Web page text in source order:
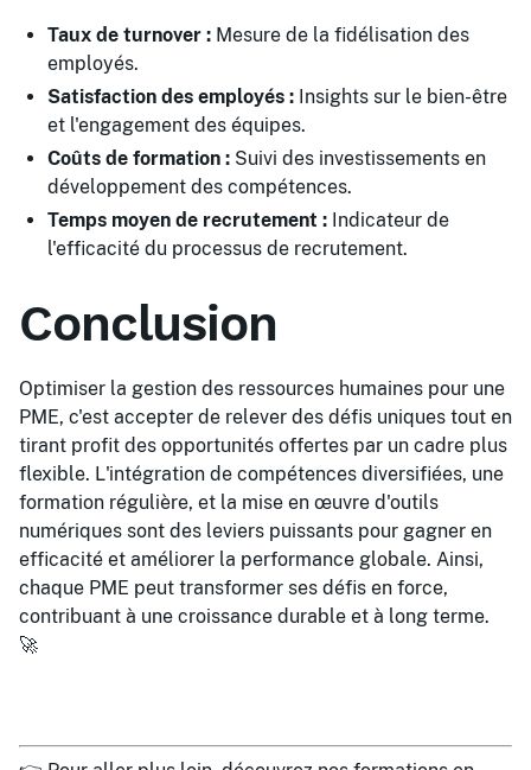
Taux de turnover : Mesure de la fidélisation des
employés.
Satisfaction des employés : Insights sur le bien-être
et l'engagement des équipes.
Coûts de formation : Suivi des investissements en
développement des compétences.
Temps moyen de recrutement : Indicateur de
l'efficacité du processus de recrutement.
Conclusion
Optimiser la gestion des ressources humaines pour une
PME, c'est accepter de relever des défis uniques tout en
tirant profit des opportunités offertes par un cadre plus
flexible. L'intégration de compétences diversifiées, une
formation régulière, et la mise en œuvre d'outils
numériques sont des leviers puissants pour gagner en
efficacité et améliorer la performance globale. Ainsi,
chaque PME peut transformer ses défis en force,
contribuant à une croissance durable et à long terme.
🚀